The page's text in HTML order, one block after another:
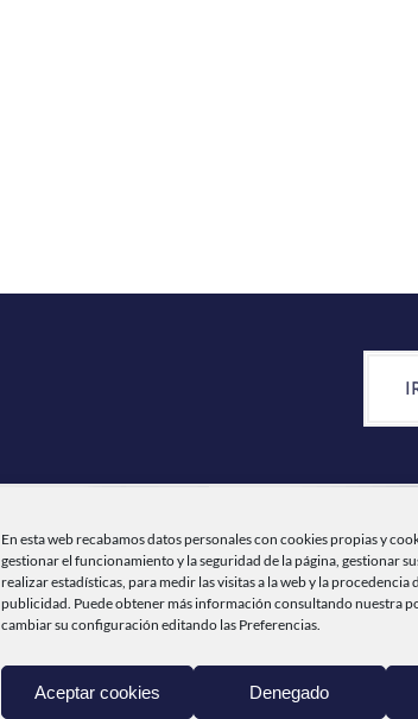
En esta web recabamos datos personales con cookies propias y
gestionar el funcionamiento y la seguridad de la página, gestionar
realizar estadísticas, para medir las visitas a la web y la procedencia
publicidad. Puede obtener más información consultando nuestra
cambiar su configuración editando las Preferencias.
Aceptar cookies Denegado
INICIO
CABO DE PEÑAS
PRODUCTOS